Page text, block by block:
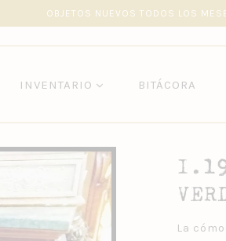
+56990793082
INVENTARIO BITÁCORA
OBJETOS NUEVOS TODOS LOS
La